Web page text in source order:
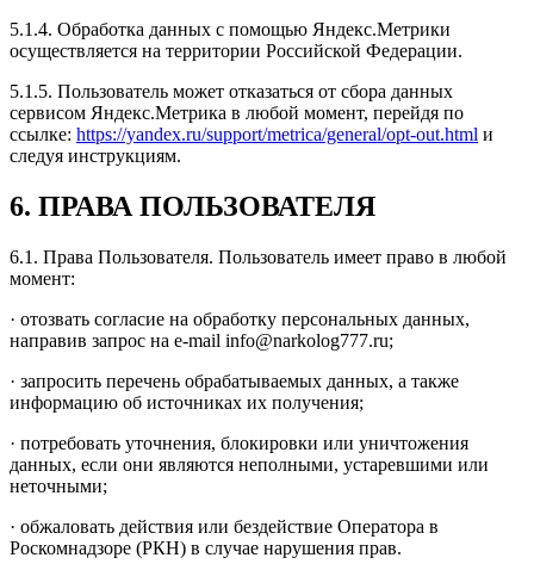
5.1.4. Обработка данных с помощью Яндекс.Метрики
осуществляется на территории Российской Федерации.
5.1.5. Пользователь может отказаться от сбора данных
сервисом Яндекс.Метрика в любой момент, перейдя по
ссылке: https://yandex.ru/support/metrica/general/opt-out.html и
следуя инструкциям.
6. ПРАВА ПОЛЬЗОВАТЕЛЯ
6.1. Права Пользователя. Пользователь имеет право в любой
момент:
· отозвать согласие на обработку персональных данных,
направив запрос на e-mail info@narkolog777.ru;
· запросить перечень обрабатываемых данных, а также
информацию об источниках их получения;
· потребовать уточнения, блокировки или уничтожения
данных, если они являются неполными, устаревшими или
неточными;
· обжаловать действия или бездействие Оператора в
Роскомнадзоре (РКН) в случае нарушения прав.